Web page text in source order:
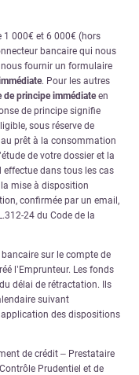
1 000€ et 6 000€ (hors
bancaire qui nous
nous fournir un formulaire
. Pour les autres
de principe immédiateen
de principe signifie
sous réserve de
prêt à la consommation
de votre dossier et la
dans tous les cas
mise à disposition
confirmée par un email,
24 du Code de la
sur le compte de
l’Emprunteur. Les fonds
délai de rétractation. Ils
suivant
application des dispositions
de crédit – Prestataire
Prudentiel et de